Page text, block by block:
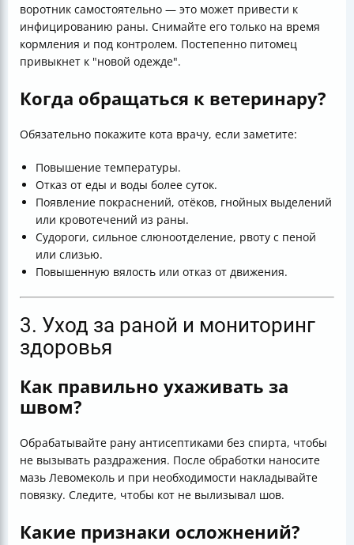
воротник самостоятельно — это может привести к
инфицированию раны. Снимайте его только на время
кормления и под контролем. Постепенно питомец
привыкнет к "новой одежде".
Когда обращаться к ветеринару?
Обязательно покажите кота врачу, если заметите:
Повышение температуры.
Отказ от еды и воды более суток.
Появление покраснений, отёков, гнойных выделений
или кровотечений из раны.
Судороги, сильное слюноотделение, рвоту с пеной
или слизью.
Повышенную вялость или отказ от движения.
3. Уход за раной и мониторинг
здоровья
Как правильно ухаживать за
швом?
Обрабатывайте рану антисептиками без спирта, чтобы
не вызывать раздражения. После обработки наносите
мазь Левомеколь и при необходимости накладывайте
повязку. Следите, чтобы кот не вылизывал шов.
Какие признаки осложнений?